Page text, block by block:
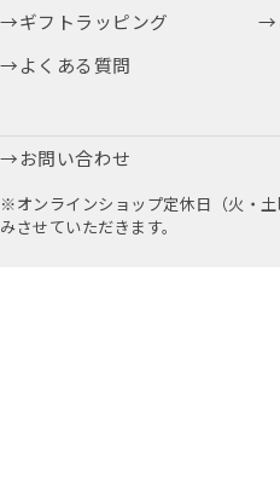
ギフトラッピング
よくある質問
お問い合わせ
※オンラインショップ定休日（火・
みさせていただきます。